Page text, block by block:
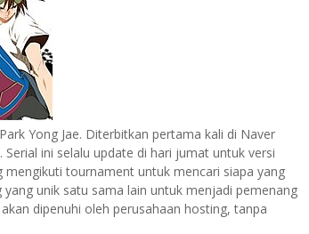
Yong Jae. Diterbitkan pertama kali di Naver
ini selalu update di hari jumat untuk versi
mengikuti tournament untuk mencari siapa yang
unik satu sama lain untuk menjadi pemenang
dipenuhi oleh perusahaan hosting, tanpa